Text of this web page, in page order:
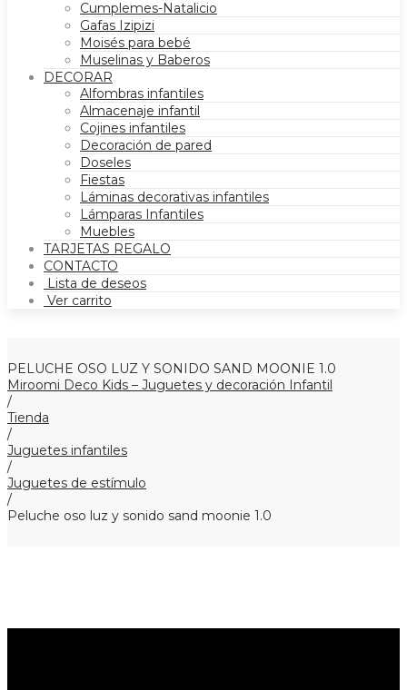
Cumplemes-Natalicio
Gafas Izipizi
Moisés para bebé
Muselinas y Baberos
DECORAR
Alfombras infantiles
Almacenaje infantil
Cojines infantiles
Decoración de pared
Doseles
Fiestas
Láminas decorativas infantiles
Lámparas Infantiles
Muebles
TARJETAS REGALO
CONTACTO
Lista de deseos
Ver carrito
PELUCHE OSO LUZ Y SONIDO SAND MOONIE 1.0
Miroomi Deco Kids – Juguetes y decoración Infantil
/
Tienda
/
Juguetes infantiles
/
Juguetes de estímulo
/
Peluche oso luz y sonido sand moonie 1.0